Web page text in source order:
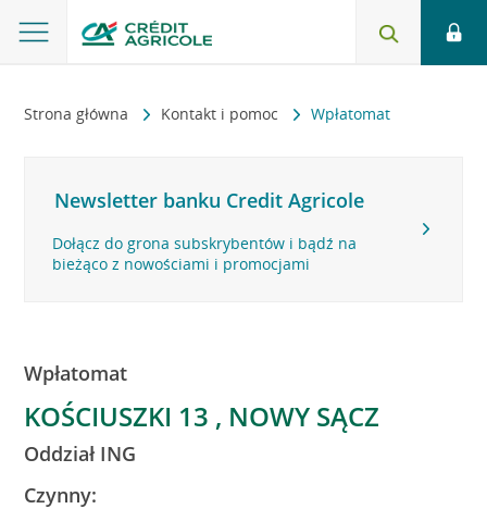
Strona główna Kontakt i pomoc Wpłatomat
Newsletter banku Credit Agricole
Dołącz do grona subskrybentów i bądź na
bieżąco z nowościami i promocjami
Wpłatomat
KOŚCIUSZKI 13 , NOWY SĄCZ
Oddział ING
Czynny: